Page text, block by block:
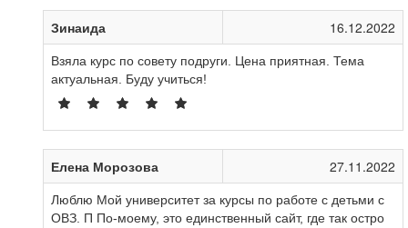
Зинаида 16.12.2022
Взяла курс по совету подруги. Цена приятная. Тема
актуальная. Буду учиться!
Елена Морозова 27.11.2022
Люблю Мой университет за курсы по работе с детьми с
ОВЗ. П По-моему, это единственный сайт, где так остро